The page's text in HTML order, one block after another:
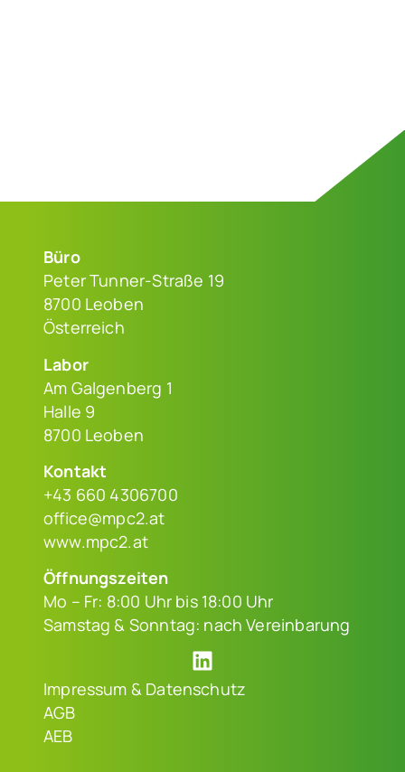
Büro
Peter Tunner-Straße 19
8700 Leoben
Österreich
Labor
Am Galgenberg 1
Halle 9
8700 Leoben
Kontakt
+43 660 4306700
office@mpc2.at
www.mpc2.at
Öffnungszeiten
Mo – Fr: 8:00 Uhr bis 18:00 Uhr
Samstag & Sonntag: nach Vereinbarung
Impressum & Datenschutz
AGB
AEB